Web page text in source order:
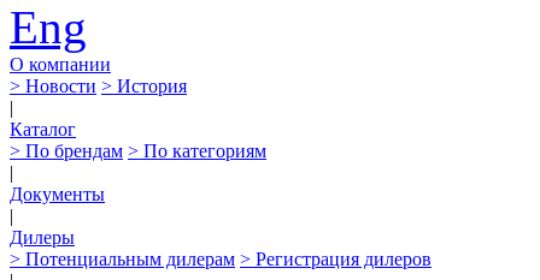
Eng
О компании
> Новости > История
|
Каталог
> По брендам > По категориям
|
Документы
|
Дилеры
> Потенциальным дилерам > Регистрация дилеров